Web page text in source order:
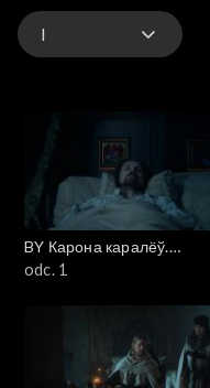
I
BY Карона каралёў.
Ягелоны (Korona królów.
odc. 1